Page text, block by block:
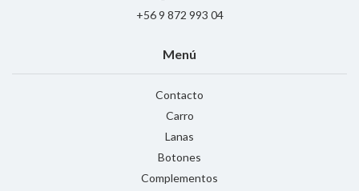
+56 9 872 993 04
Menú
Contacto
Carro
Lanas
Botones
Complementos